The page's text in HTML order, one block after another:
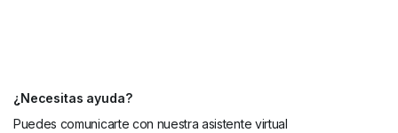
¿Necesitas ayuda?
Puedes comunicarte con nuestra asistente virtual